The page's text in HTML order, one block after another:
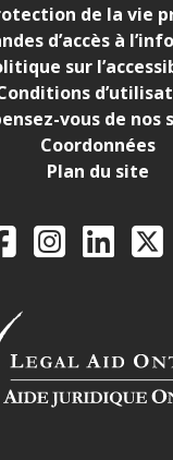
de la vie
d’accès à
sur
vous de nos
Coordonnées
Plan du site
Legal
FacebookInstagram X